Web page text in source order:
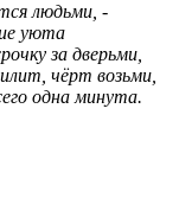
людьми, -
уюта
за дверьми,
чёрт возьми,
одна минута.